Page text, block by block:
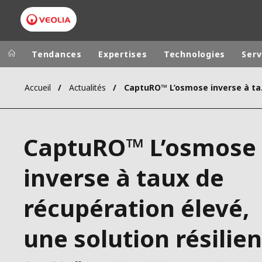
Dans le monde Sites pays
AMÉRIQUE
AUSTRALIE
BELGIQUE
CANADA
CHINE
DANEMARK
Tendances Expertises Technologies
Accueil Actualités
CaptuRO™ L’osmose
inverse à taux de
récupération élevé,
une solution